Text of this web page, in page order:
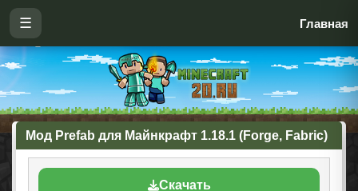
☰ Главная
Мод Prefab для Майнкрафт 1.18.1 (Forge, Fabric)
Скачать